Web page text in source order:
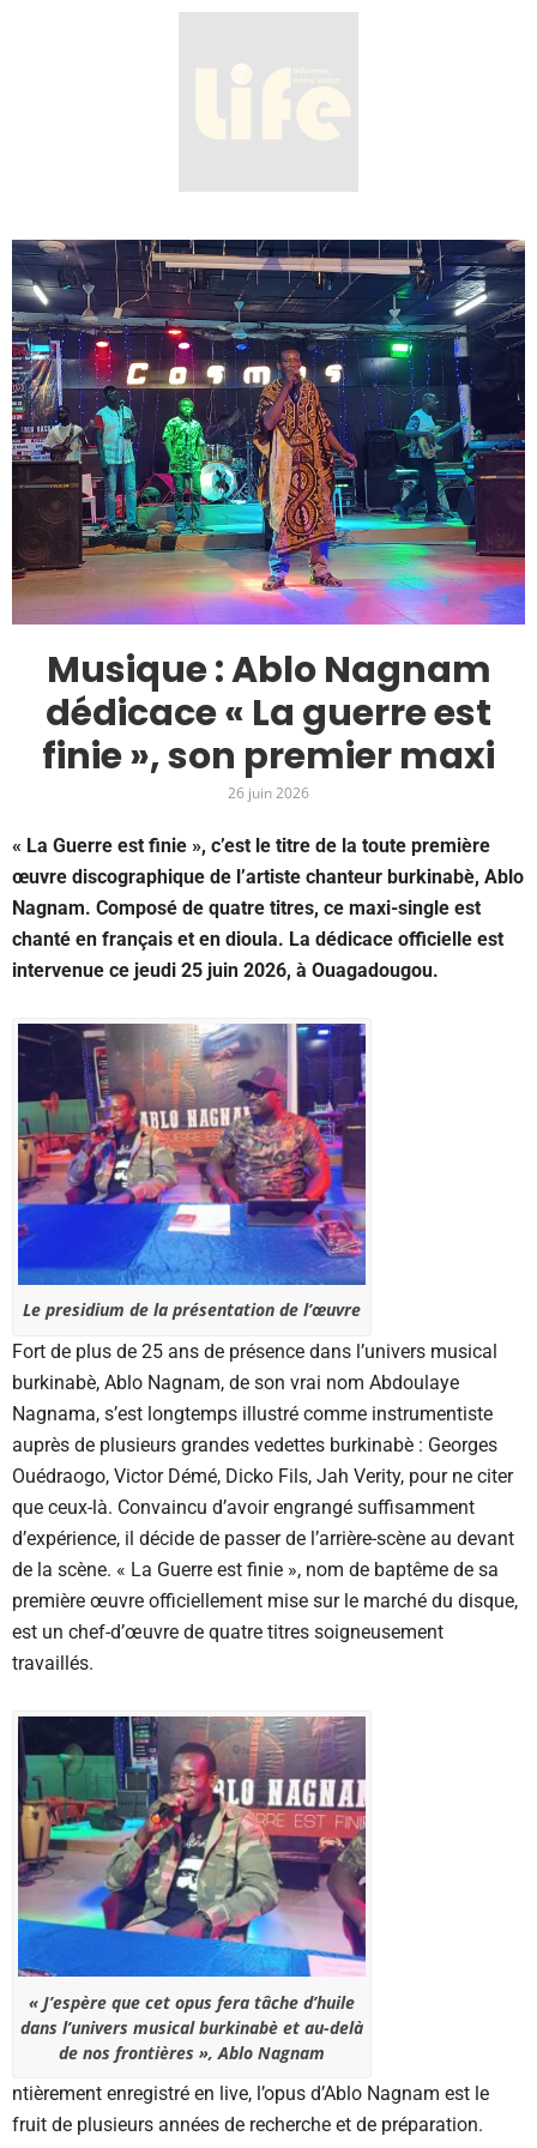
Musique : Ablo Nagnam
dédicace « La guerre est
finie », son premier maxi
26 juin 2026
« La Guerre est finie », c’est le titre de la toute première
œuvre discographique de l’artiste chanteur burkinabè, Ablo
Nagnam. Composé de quatre titres, ce maxi-single est
chanté en français et en dioula. La dédicace officielle est
intervenue ce jeudi 25 juin 2026, à Ouagadougou.
Le presidium de la présentation de l’œuvre
Fort de plus de 25 ans de présence dans l’univers musical
burkinabè, Ablo Nagnam, de son vrai nom Abdoulaye
Nagnama, s’est longtemps illustré comme instrumentiste
auprès de plusieurs grandes vedettes burkinabè : Georges
Ouédraogo, Victor Démé, Dicko Fils, Jah Verity, pour ne citer
que ceux-là. Convaincu d’avoir engrangé suffisamment
d’expérience, il décide de passer de l’arrière-scène au devant
de la scène. « La Guerre est finie », nom de baptême de sa
première œuvre officiellement mise sur le marché du disque,
est un chef-d’œuvre de quatre titres soigneusement
travaillés.
« J’espère que cet opus fera tâche d’huile
dans l’univers musical burkinabè et au-delà
de nos frontières », Ablo Nagnam
ntièrement enregistré en live, l’opus d’Ablo Nagnam est le
fruit de plusieurs années de recherche et de préparation.